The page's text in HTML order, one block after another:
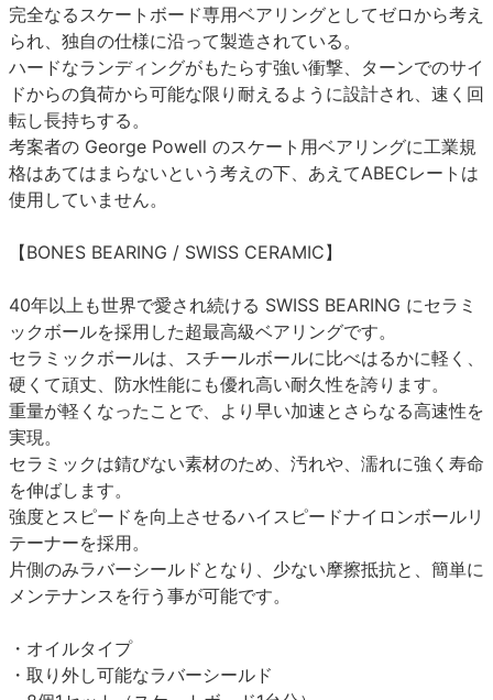
完全なるスケートボード専用ベアリングとしてゼロから考え
られ、独自の仕様に沿って製造されている。
ハードなランディングがもたらす強い衝撃、ターンでのサイ
ドからの負荷から可能な限り耐えるように設計され、速く回
転し長持ちする。
考案者の George Powell のスケート用ベアリングに工業規
格はあてはまらないという考えの下、あえてABECレートは
使用していません。
【BONES BEARING / SWISS CERAMIC】
40年以上も世界で愛され続ける SWISS BEARING にセラミ
ックボールを採用した超最高級ベアリングです。
セラミックボールは、スチールボールに比べはるかに軽く、
硬くて頑丈、防水性能にも優れ高い耐久性を誇ります。
重量が軽くなったことで、より早い加速とさらなる高速性を
実現。
セラミックは錆びない素材のため、汚れや、濡れに強く寿命
を伸ばします。
強度とスピードを向上させるハイスピードナイロンボールリ
テーナーを採用。
片側のみラバーシールドとなり、少ない摩擦抵抗と、簡単に
メンテナンスを行う事が可能です。
・オイルタイプ
・取り外し可能なラバーシールド